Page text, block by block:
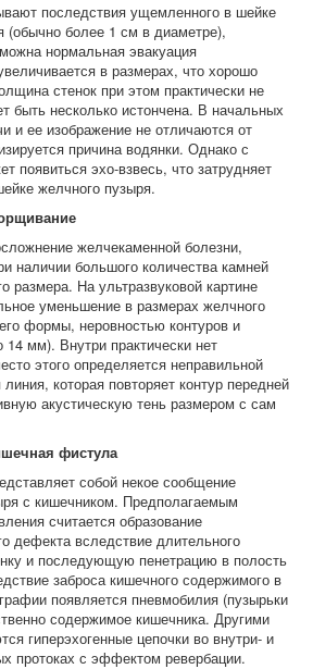
последствия ущемленного в шейке
(обычно более 1 см в диаметре),
нормальная эвакуация
в размерах, что хорошо
стенок при этом практически не
быть несколько истончена. В начальных
и ее изображение не отличаются от
причина водянки. Однако с
появиться эхо-взвесь, что затрудняет
желчного пузыря.
желчекаменной болезни,
наличии большого количества камней
размера. На ультразвуковой картине
уменьшение в размерах желчного
формы, неровностью контуров и
мм). Внутри практически нет
этого определяется неправильной
которая повторяет контур передней
акустическую тень размером с сам
фистула
собой некое сообщение
с кишечником. Предполагаемым
считается образование
дефекта вследствие длительного
и последующую пенетрацию в полость
заброса кишечного содержимого в
появляется пневмобилия (пузырьки
содержимое кишечника. Другими
гиперэхогенные цепочки во внутри- и
протоках с эффектом ревербации.